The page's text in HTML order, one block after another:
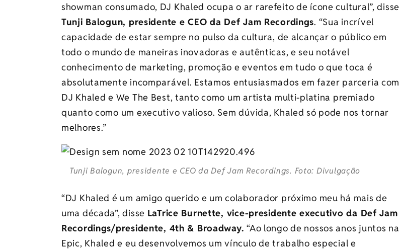
showman consumado, DJ Khaled ocupa o ar rarefeito de ícone cultural”, disse
Tunji Balogun, presidente e CEO da Def Jam Recordings. “Sua incrível
capacidade de estar sempre no pulso da cultura, de alcançar o público em
todo o mundo de maneiras inovadoras e autênticas, e seu notável
conhecimento de marketing, promoção e eventos em tudo o que toca é
absolutamente incomparável. Estamos entusiasmados em fazer parceria com
DJ Khaled e We The Best, tanto como um artista multi-platina premiado
quanto como um executivo valioso. Sem dúvida, Khaled só pode nos tornar
melhores.”
Tunji Balogun, presidente e CEO da Def Jam Recordings. Foto: Divulgação
“DJ Khaled é um amigo querido e um colaborador próximo meu há mais de
uma década”, disse LaTrice Burnette, vice-presidente executivo da Def Jam
Recordings/presidente, 4th & Broadway.“Ao longo de nossos anos juntos na
Epic, Khaled e eu desenvolvemos um vínculo de trabalho especial e